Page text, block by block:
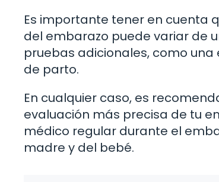
Es importante tener en cuenta
del embarazo puede variar de
pruebas adicionales, como
de parto.
En cualquier caso, es
evaluación más precisa de tu
médico regular durante el
madre y del bebé.